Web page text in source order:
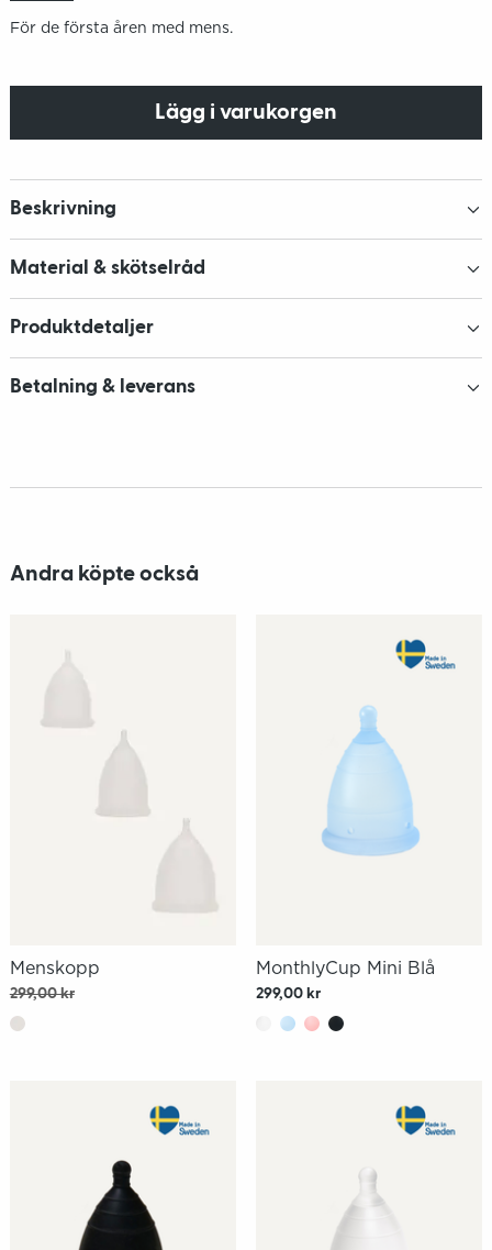
För de första åren med mens.
Lägg i varukorgen
Beskrivning
Material & skötselråd
Produktdetaljer
Betalning & leverans
Andra köpte också
Menskopp
299,00 kr
MonthlyCup Mini Blå
299,00 kr